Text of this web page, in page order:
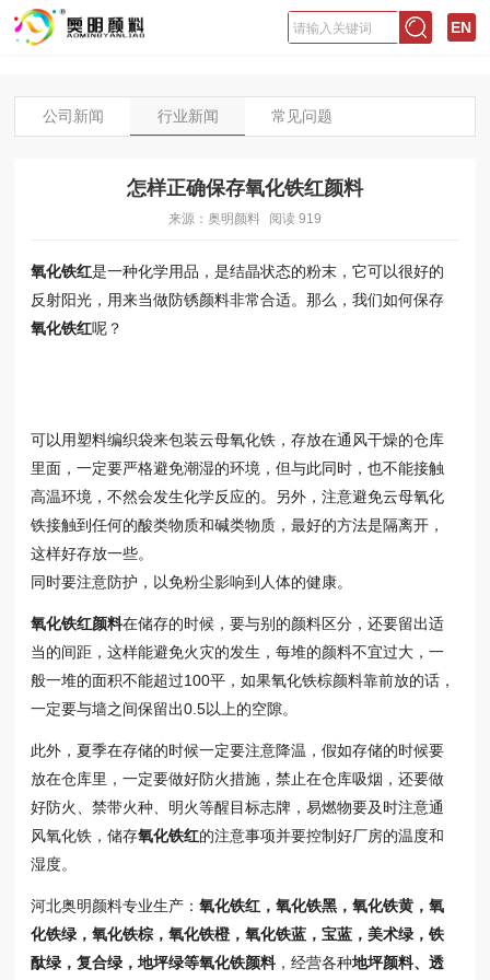
EN
公司新闻 行业新闻 常见问题
怎样正确保存氧化铁红颜料
来源：奥明颜料 阅读 919
氧化铁红是一种化学用品，是结晶状态的粉末，它可以很好的
反射阳光，用来当做防锈颜料非常合适。那么，我们如何保存
氧化铁红呢？
可以用塑料编织袋来包装云母氧化铁，存放在通风干燥的仓库
里面，一定要严格避免潮湿的环境，但与此同时，也不能接触
高温环境，不然会发生化学反应的。另外，注意避免云母氧化
铁接触到任何的酸类物质和碱类物质，最好的方法是隔离开，
这样好存放一些。
同时要注意防护，以免粉尘影响到人体的健康。
氧化铁红颜料在储存的时候，要与别的颜料区分，还要留出适
当的间距，这样能避免火灾的发生，每堆的颜料不宜过大，一
般一堆的面积不能超过100平，如果氧化铁棕颜料靠前放的话，
一定要与墙之间保留出0.5以上的空隙。
此外，夏季在存储的时候一定要注意降温，假如存储的时候要
放在仓库里，一定要做好防火措施，禁止在仓库吸烟，还要做
好防火、禁带火种、明火等醒目标志牌，易燃物要及时注意通
风氧化铁，储存氧化铁红的注意事项并要控制好厂房的温度和
湿度。
河北奥明颜料专业生产：氧化铁红，氧化铁黑，氧化铁黄，氧
化铁绿，氧化铁棕，氧化铁橙，氧化铁蓝，宝蓝，美术绿，铁
酞绿，复合绿，地坪绿等氧化铁颜料，经营各种地坪颜料、透